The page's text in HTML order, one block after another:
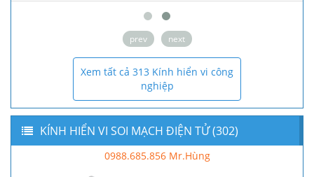
prev next
Xem tất cả 313 Kính hiển vi công
nghiệp
KÍNH HIỂN VI SOI MẠCH ĐIỆN TỬ (302)
0988.685.856 Mr.Hùng